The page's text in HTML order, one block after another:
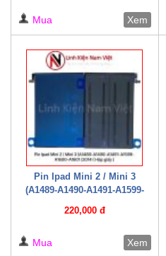
Mua Xem
Pin Ipad Mini 2 / Mini 3
(A1489-A1490-A1491-A1599-
)
220,000 đ
Mua Xem